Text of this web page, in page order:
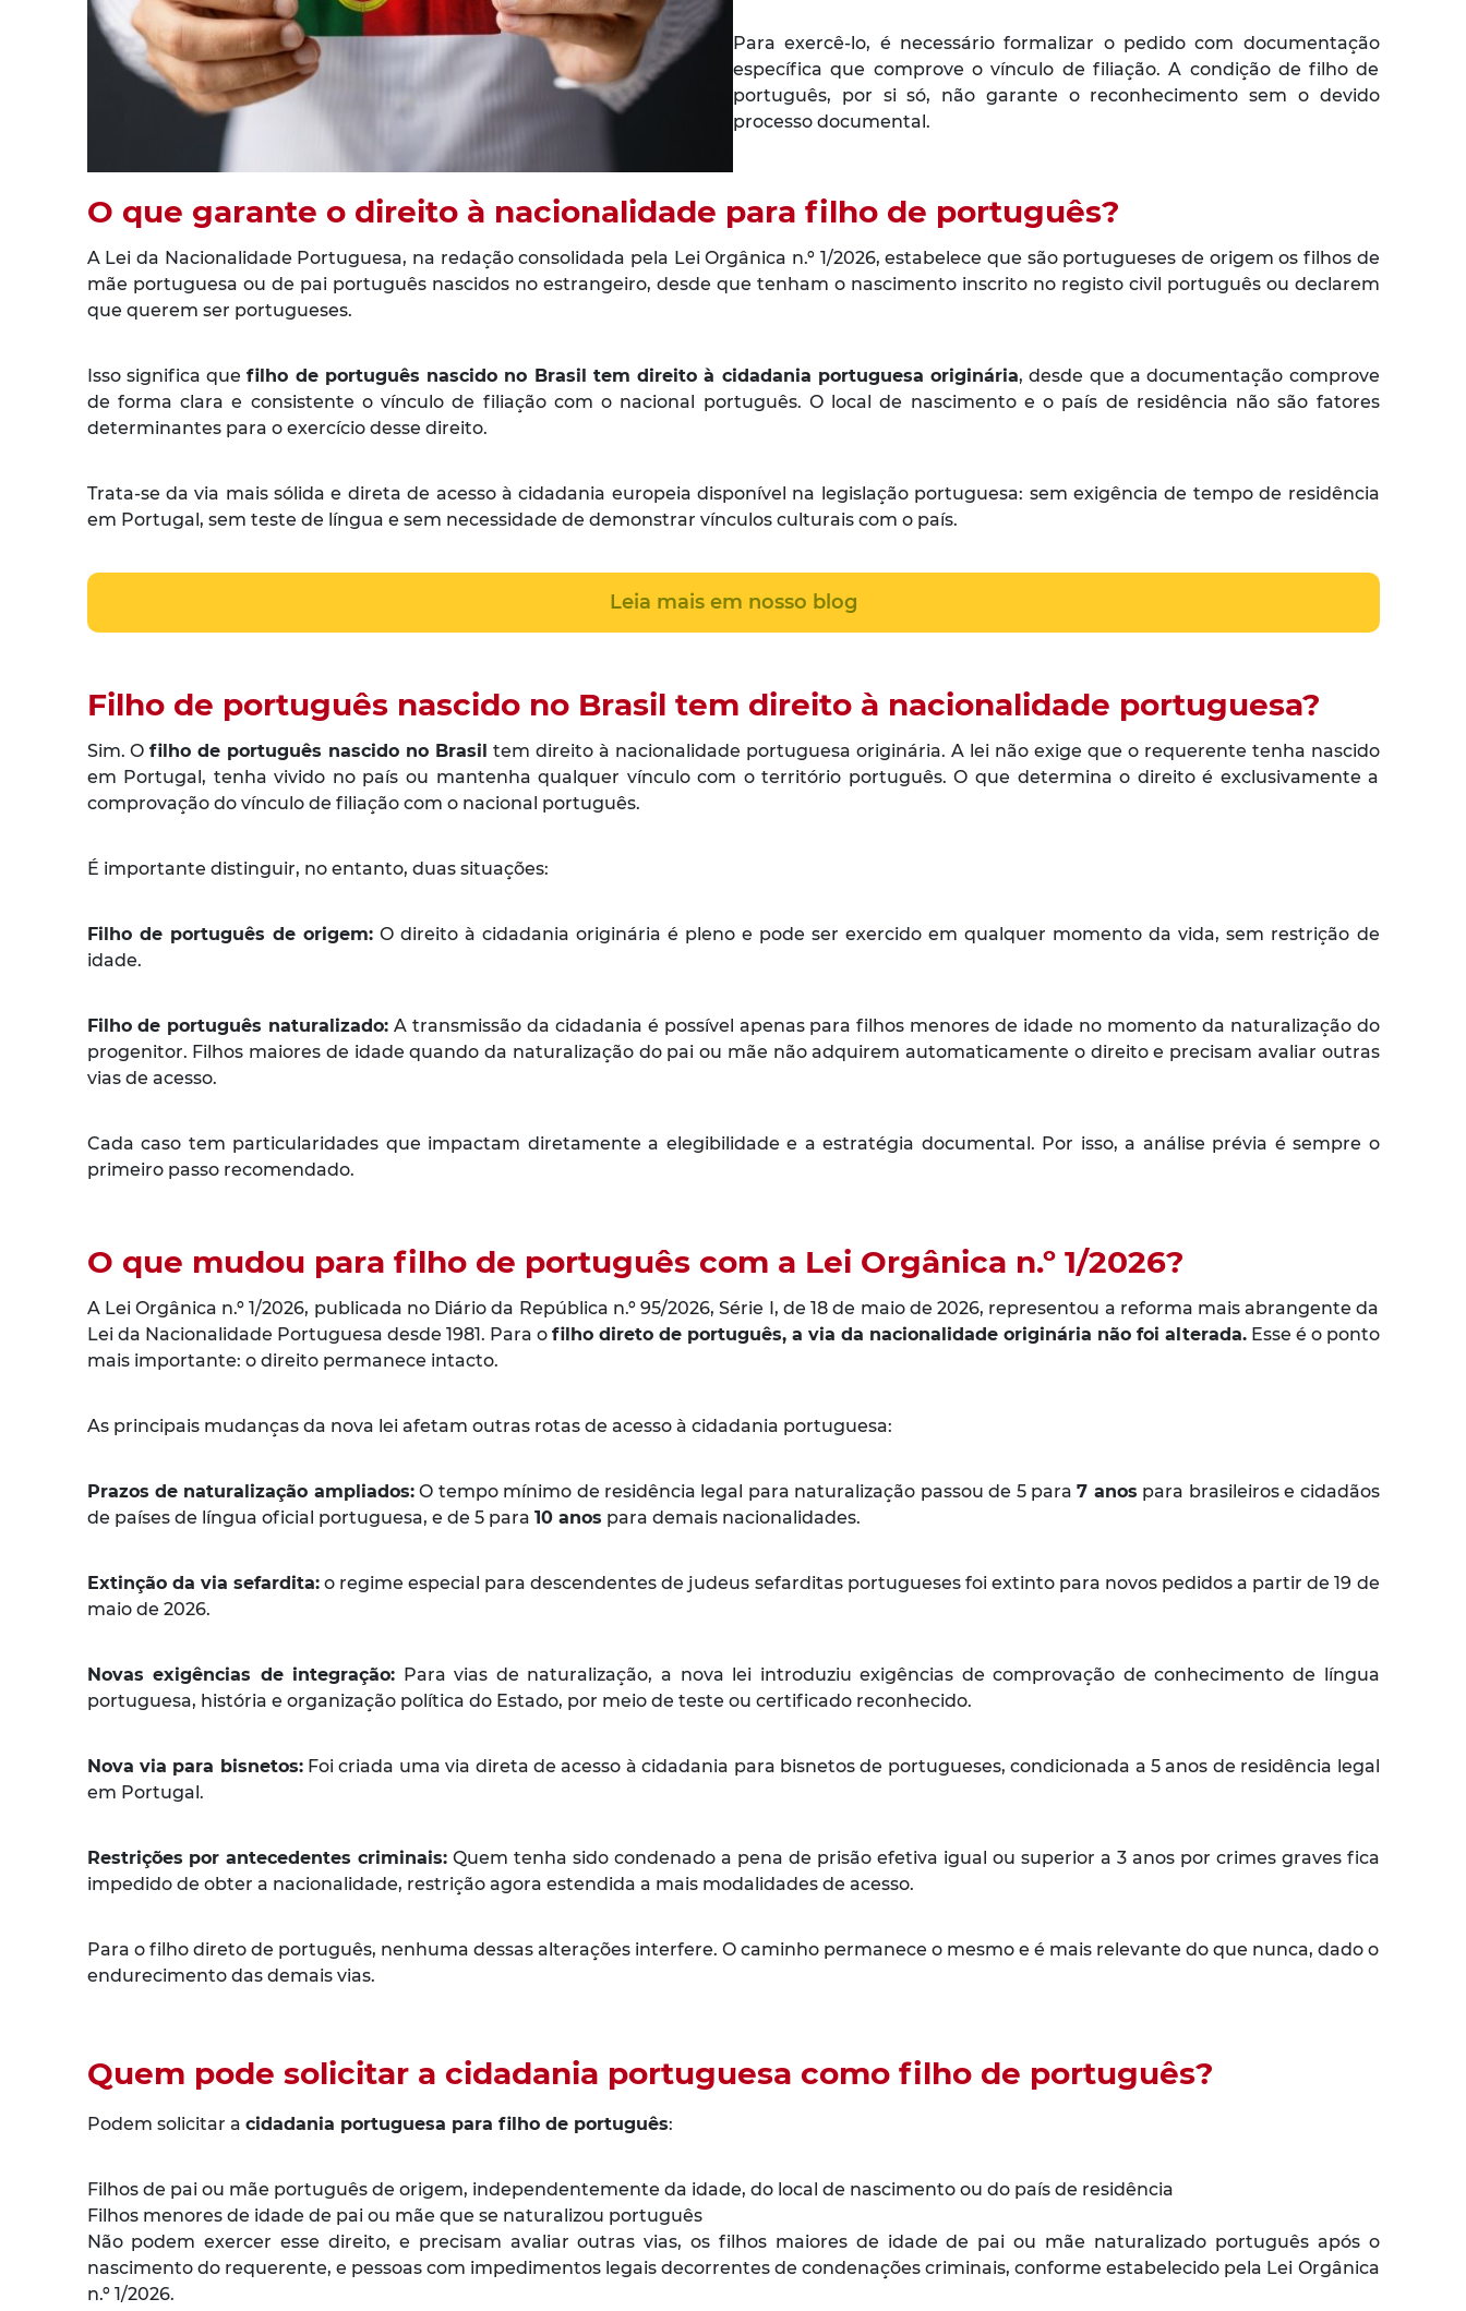
Para exercê-lo, é necessário formalizar o pedido com documentação
específica que comprove o vínculo de filiação. A condição de filho de
português, por si só, não garante o reconhecimento sem o devido
processo documental.
O que garante o direito à nacionalidade para filho de português?
A Lei da Nacionalidade Portuguesa, na redação consolidada pela Lei Orgânica n.º 1/2026, estabelece que são portugueses de origem os filhos de
mãe portuguesa ou de pai português nascidos no estrangeiro, desde que tenham o nascimento inscrito no registo civil português ou declarem
que querem ser portugueses.
Isso significa quefilho de português nascido no Brasil tem direito à cidadania portuguesa originária, desde que a documentação comprove
de forma clara e consistente o vínculo de filiação com o nacional português. O local de nascimento e o país de residência não são fatores
determinantes para o exercício desse direito.
Trata-se da via mais sólida e direta de acesso à cidadania europeia disponível na legislação portuguesa: sem exigência de tempo de residência
em Portugal, sem teste de língua e sem necessidade de demonstrar vínculos culturais com o país.
Leia mais em nosso blog
Filho de português nascido no Brasil tem direito à nacionalidade portuguesa?
Sim. Ofilho de português nascido no Brasil tem direito à nacionalidade portuguesa originária. A lei não exige que o requerente tenha nascido
em Portugal, tenha vivido no país ou mantenha qualquer vínculo com o território português. O que determina o direito é exclusivamente a
comprovação do vínculo de filiação com o nacional português.
É importante distinguir, no entanto, duas situações:
Filho de português de origem:O direito à cidadania originária é pleno e pode ser exercido em qualquer momento da vida, sem restrição de
idade.
Filho de português naturalizado: A transmissão da cidadania é possível apenas para filhos menores de idade no momento da naturalização do
progenitor. Filhos maiores de idade quando da naturalização do pai ou mãe não adquirem automaticamente o direito e precisam avaliar outras
vias de acesso.
Cada caso tem particularidades que impactam diretamente a elegibilidade e a estratégia documental. Por isso, a análise prévia é sempre o
primeiro passo recomendado.
O que mudou para filho de português com a Lei Orgânica n.º 1/2026?
A Lei Orgânica n.º 1/2026, publicada no Diário da República n.º 95/2026, Série I, de 18 de maio de 2026, representou a reforma mais abrangente da
Lei da Nacionalidade Portuguesa desde 1981. Para o filho direto de português, a via da nacionalidade originária não foi alterada.Esse é o ponto
mais importante: o direito permanece intacto.
As principais mudanças da nova lei afetam outras rotas de acesso à cidadania portuguesa:
Prazos de naturalização ampliados:O tempo mínimo de residência legal para naturalização passou de 5 para7 anos para brasileiros e cidadãos
de países de língua oficial portuguesa, e de 5 para 10 anos para demais nacionalidades.
Extinção da via sefardita:o regime especial para descendentes de judeus sefarditas portugueses foi extinto para novos pedidos a partir de 19 de
maio de 2026.
Novas exigências de integração: Para vias de naturalização, a nova lei introduziu exigências de comprovação de conhecimento de língua
portuguesa, história e organização política do Estado, por meio de teste ou certificado reconhecido.
Nova via para bisnetos:Foi criada uma via direta de acesso à cidadania para bisnetos de portugueses, condicionada a 5 anos de residência legal
em Portugal.
Restrições por antecedentes criminais: Quem tenha sido condenado a pena de prisão efetiva igual ou superior a 3 anos por crimes graves fica
impedido de obter a nacionalidade, restrição agora estendida a mais modalidades de acesso.
Para o filho direto de português, nenhuma dessas alterações interfere. O caminho permanece o mesmo e é mais relevante do que nunca, dado o
endurecimento das demais vias.
Quem pode solicitar a cidadania portuguesa como filho de português?
Podem solicitar a cidadania portuguesa para filho de português:
Filhos de pai ou mãe português de origem, independentemente da idade, do local de nascimento ou do país de residência
Filhos menores de idade de pai ou mãe que se naturalizou português
Não podem exercer esse direito, e precisam avaliar outras vias, os filhos maiores de idade de pai ou mãe naturalizado português após o
nascimento do requerente, e pessoas com impedimentos legais decorrentes de condenações criminais, conforme estabelecido pela Lei Orgânica
n.º 1/2026.